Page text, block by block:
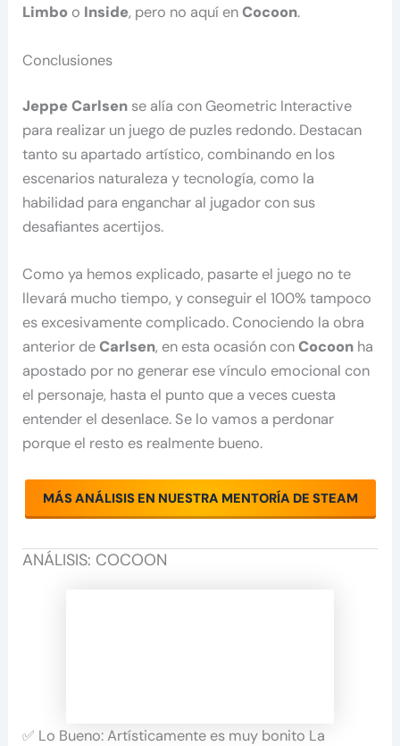
Limbo o Inside, pero no aquí enCocoon.
Conclusiones
Jeppe Carlsen se alía con Geometric Interactive
para realizar un juego de puzles redondo. Destacan
tanto su apartado artístico, combinando en los
escenarios naturaleza y tecnología, como la
habilidad para enganchar al jugador con sus
desafiantes acertijos.
Como ya hemos explicado, pasarte el juego no te
llevará mucho tiempo, y conseguir el 100% tampoco
es excesivamente complicado. Conociendo la obra
anterior deCarlsen, en esta ocasión conCocoon ha
apostado por no generar ese vínculo emocional con
el personaje, hasta el punto que a veces cuesta
entender el desenlace. Se lo vamos a perdonar
porque el resto es realmente bueno.
MÁS ANÁLISIS EN NUESTRA MENTORÍA DE STEAM
ANÁLISIS: COCOON
✅ Lo Bueno: Artísticamente es muy bonito La